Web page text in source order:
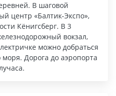
В шаговой
центр «Балтик-Экспо»,
Кёнигсберг. В 3
вокзал,
можно добраться
Дорога до аэропорта